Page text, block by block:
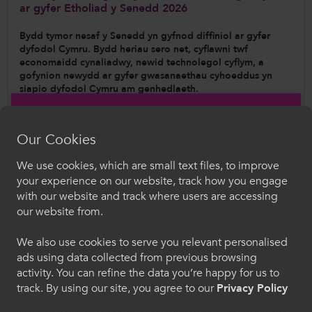
ar gyfer Etholiad y Senedd 2026
Bydd tymor nesaf y Senedd yn gyfnod diffiniol ar gyfer
dyfodol Cymru. Bydd heriau sero net, cyflawni twf
economaidd cynaliadwy, newid technolegol cyflym, a
gofynion newydd ar gyfer gwasanaethau cyhoeddus yn
siapio dyfodol Cymru am genhedlaeth.
Bellach fod yn rhan o fynd i’r afael â’r heriau y bydd Cymru yn
eu hwynebu dros y ddegawd nesaf - yr her o sero net,
cyflawni twf economaidd cynaliadwy, newid technolegol
cyflym, a gofynion newydd ar wasanaethau cyhoeddus.
Croeso i ColegauCymru
Dewiswch eich iaith. Trwy ddefnyddio'r safle we
Cymraeg
Our Cookies
We use cookies, which are small text files, to improve
your experience on our website, track how you engage
with our website and track where users are accessing
our website from.
We also use cookies to serve you relevant personalised
ads using data collected from previous browsing
activity. You can refine the data you’re happy for us to
track. By using our site, you agree to ourPrivacy Policy